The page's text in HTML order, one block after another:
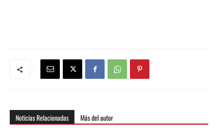
Noticias Relacionadas Más del autor